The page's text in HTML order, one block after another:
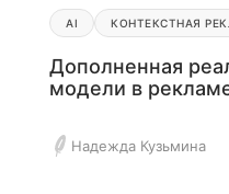
AI КОНТЕКСТНАЯ
Дополненная
модели в
Надежда Кузьмина